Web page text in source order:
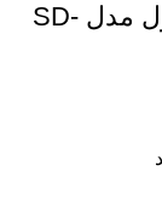
مبدل 48 به 24 ولت 4.2 آمپر مین ول مدل SD-